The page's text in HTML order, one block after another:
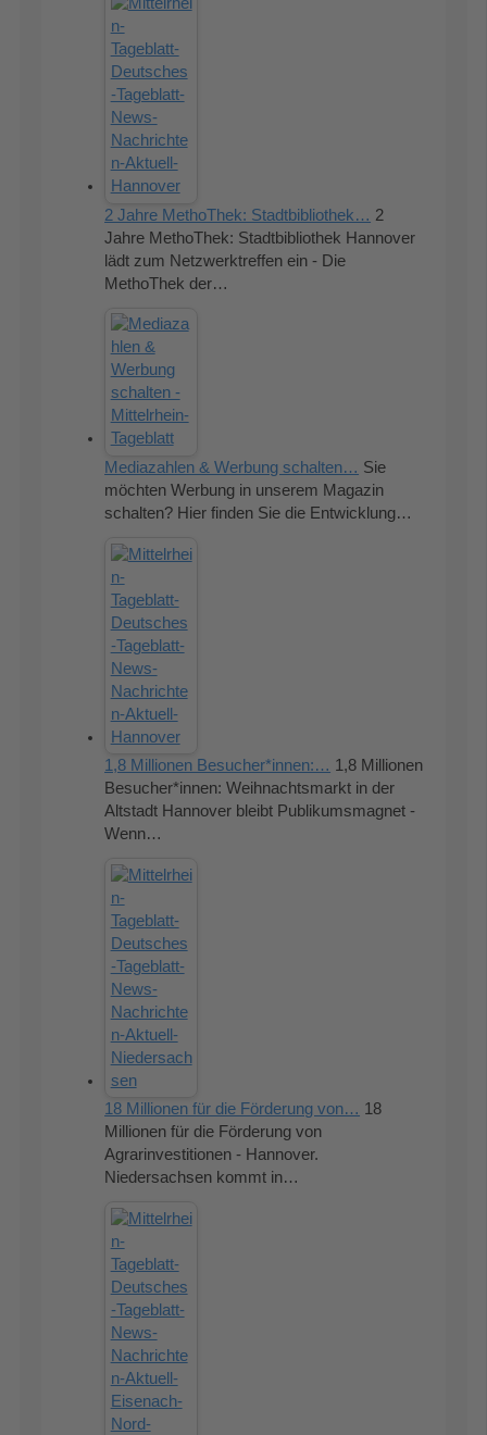
2 Jahre MethoThek: Stadtbibliothek… 2
Jahre MethoThek: Stadtbibliothek Hannover
lädt zum Netzwerktreffen ein - Die
MethoThek der…
Mediazahlen & Werbung schalten… Sie
möchten Werbung in unserem Magazin
schalten? Hier finden Sie die Entwicklung…
1,8 Millionen Besucher*innen:… 1,8 Millionen
Besucher*innen: Weihnachtsmarkt in der
Altstadt Hannover bleibt Publikumsmagnet -
Wenn…
18 Millionen für die Förderung von… 18
Millionen für die Förderung von
Agrarinvestitionen - Hannover.
Niedersachsen kommt in…